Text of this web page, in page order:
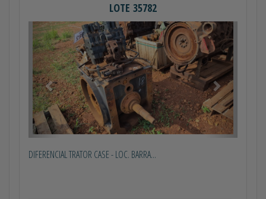
LOTE 35782
Anterior Próximo
DIFERENCIAL TRATOR CASE - LOC. BARRA...